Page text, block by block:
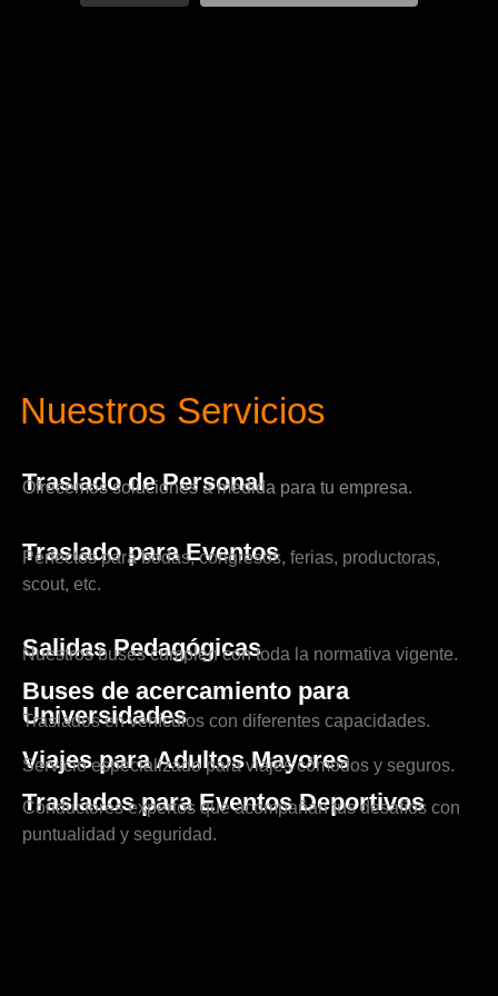
Nuestros Servicios
Traslado de Personal
Ofrecemos soluciones a medida para tu empresa.
Traslado para Eventos
Perfectos para bodas, congresos, ferias, productoras,
scout, etc.
Salidas Pedagógicas
Nuestros buses cumplen con toda la normativa vigente.
Buses de acercamiento para
Universidades
Traslados en vehículos con diferentes capacidades.
Viajes para Adultos Mayores
Servicio especializado para viajes cómodos y seguros.
Traslados para Eventos Deportivos
Conductores expertos que acompañan tus desafíos con
puntualidad y seguridad.